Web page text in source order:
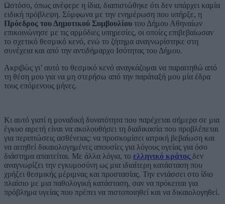
Ωστόσο, όπως ανέφερε η ίδια, διαπιστώθηκε ότι δεν υπάρχει καμία
ειδική πρόβλεψη. Σύμφωνα με την ενημέρωση που υπήρξε, η
Πρόεδρος του Δημοτικού Συμβουλίου του Δήμου Αθηναίων
επικοινώνησε με τις αρμόδιες υπηρεσίες, οι οποίες επιβεβαίωσαν
το σχετικό θεσμικό κενό, ενώ το ζήτημα αναγνωρίστηκε στη
συνέχεια και από την αντιδήμαρχο Ισότητας του Δήμου.
Ακριβώς γι’ αυτό το θεσμικό κενό αναγκάζομαι να παραιτηθώ από
τη θέση μου για να μη στερήσω από την παράταξή μου μία έδρα
τους επόμενους μήνες.
Κι αυτό γιατί η μοναδική δυνατότητα που παρέχεται σήμερα σε μια
έγκυο αιρετή είναι να ακολουθήσει τη διαδικασία που προβλέπεται
για περιπτώσεις ασθένειας: να προσκομίσει ιατρική βεβαίωση και
να αιτηθεί δικαιολογημένες απουσίες για λόγους υγείας για όσο
διάστημα απαιτείται. Με άλλα λόγια, το ελληνικό κράτος δεν
αναγνωρίζει την εγκυμοσύνη ως μια ιδιαίτερη κατάσταση που
χρήζει θεσμικής μέριμνας και προστασίας. Την εντάσσει στο ίδιο
πλαίσιο με μια παθολογική κατάσταση, σαν να πρόκειται για
πρόβλημα υγείας που πρέπει να πιστοποιηθεί και να δικαιολογηθεί.